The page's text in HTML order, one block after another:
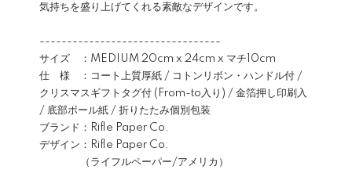
気持ちを盛り上げてくれる素敵なデザインです。
---------------------------------
サイズ ：MEDIUM 20cm x 24cm x マチ10cm
仕 様 ：コート上質厚紙 / コトンリボン・ハンドル付 /
クリスマスギフトタグ付 (From-to入り) / 金箔押し印刷入
/ 底部ボール紙 / 折りたたみ個別包装
ブランド：Rifle Paper Co.
デザイン：Rifle Paper Co.
（ライフルペーパー/アメリカ）